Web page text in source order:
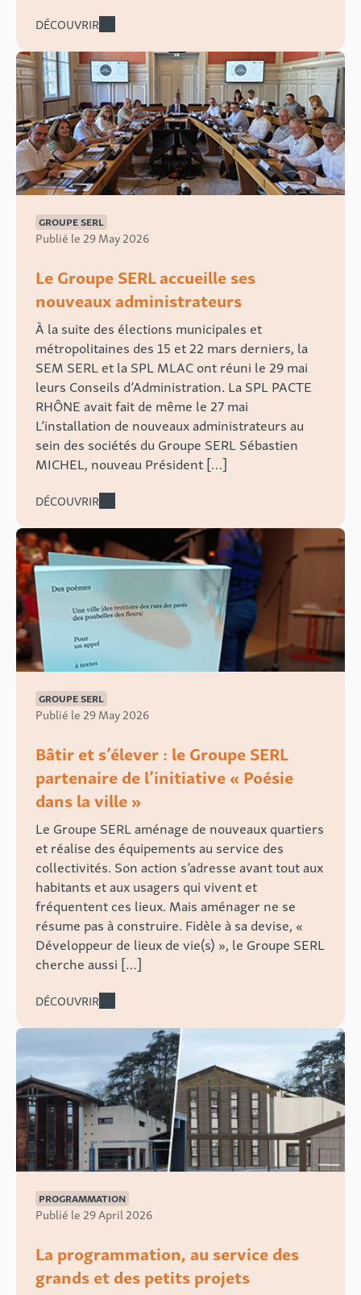
DÉCOUVRIR
GROUPE SERL
Publié le 29 May 2026
Le Groupe SERL accueille ses
nouveaux administrateurs
À la suite des élections municipales et
métropolitaines des 15 et 22 mars derniers, la
SEM SERL et la SPL MLAC ont réuni le 29 mai
leurs Conseils d’Administration. La SPL PACTE
RHÔNE avait fait de même le 27 mai
L’installation de nouveaux administrateurs au
sein des sociétés du Groupe SERL Sébastien
MICHEL, nouveau Président […]
DÉCOUVRIR
GROUPE SERL
Publié le 29 May 2026
Bâtir et s’élever : le Groupe SERL
partenaire de l’initiative « Poésie
dans la ville »
Le Groupe SERL aménage de nouveaux quartiers
et réalise des équipements au service des
collectivités. Son action s’adresse avant tout aux
habitants et aux usagers qui vivent et
fréquentent ces lieux. Mais aménager ne se
résume pas à construire. Fidèle à sa devise, «
Développeur de lieux de vie(s) », le Groupe SERL
cherche aussi […]
DÉCOUVRIR
PROGRAMMATION
Publié le 29 April 2026
La programmation, au service des
grands et des petits projets